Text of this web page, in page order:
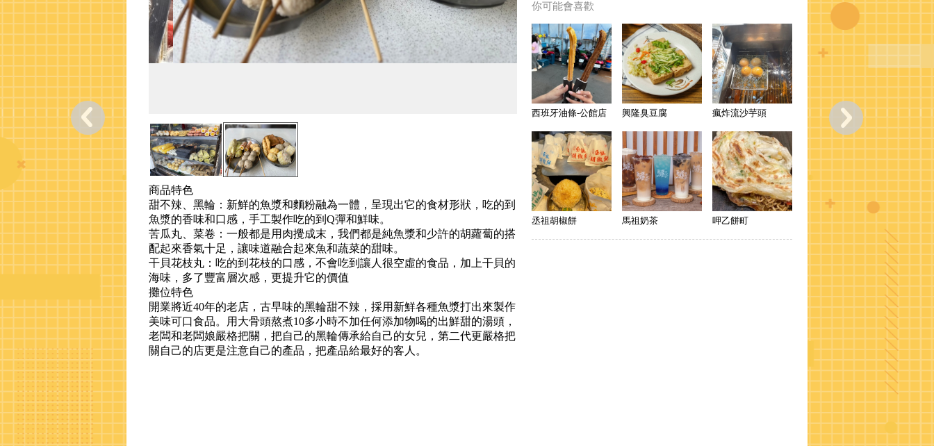
商品特色
甜不辣、黑輪：新鮮的魚漿和麵粉融為一體，呈現出它的食材形狀，吃的到
魚漿的香味和口感，手工製作吃的到Q彈和鮮味。
苦瓜丸、菜卷：一般都是用肉攪成末，我們都是純魚漿和少許的胡蘿蔔的搭
配起來香氣十足，讓味道融合起來魚和蔬菜的甜味。
干貝花枝丸：吃的到花枝的口感，不會吃到讓人很空虛的食品，加上干貝的
海味，多了豐富層次感，更提升它的價值
攤位特色
開業將近40年的老店，古早味的黑輪甜不辣，採用新鮮各種魚漿打出來製作
美味可口食品。用大骨頭熬煮10多小時不加任何添加物喝的出鮮甜的湯頭，
老闆和老闆娘嚴格把關，把自己的黑輪傳承給自己的女兒，第二代更嚴格把
關自己的店更是注意自己的產品，把產品給最好的客人。
你可能會喜歡
西班牙油條-公館店 興隆臭豆腐 瘋炸流沙芋頭
丞祖胡椒餅 馬祖奶茶 呷乙餅町